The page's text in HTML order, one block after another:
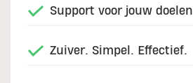
Support voor jouw doelen
Zuiver. Simpel. Effectief.